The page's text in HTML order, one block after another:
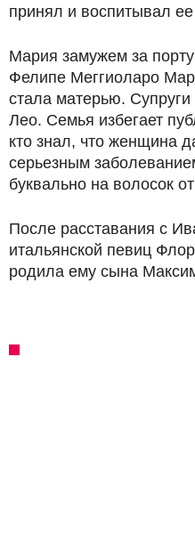
принял и воспитывал
Мария замужем за
Фелипе Меггиоларо
стала матерью.
Лео. Семья избегает
кто знал, что женщина
серьезным
буквально на волосок
После расставания с
итальянской певиц
родила ему сына